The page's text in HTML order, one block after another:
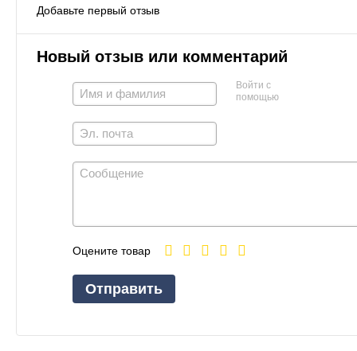
Добавьте первый отзыв
Новый отзыв или комментарий
Войти с
помощью
Оцените товар
Отправить